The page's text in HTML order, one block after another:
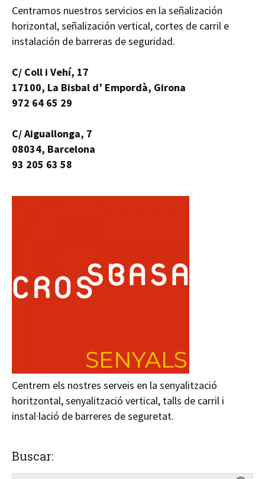
Centramos nuestros servicios en la señalización
horizontal, señalización vertical, cortes de carril e
instalación de barreras de seguridad.
C/ Coll i Vehí, 17
17100, La Bisbal d’ Empordà, Girona
972 64 65 29
C/ Aiguallonga, 7
08034, Barcelona
93 205 63 58
Centrem els nostres serveis en la senyalització
horitzontal, senyalització vertical, talls de carril i
instal·lació de barreres de seguretat.
Buscar: